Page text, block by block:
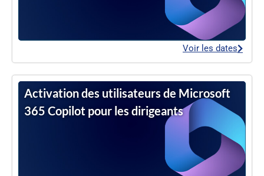
Voir les dates
Activation des utilisateurs de Microsoft
365 Copilot pour les dirigeants